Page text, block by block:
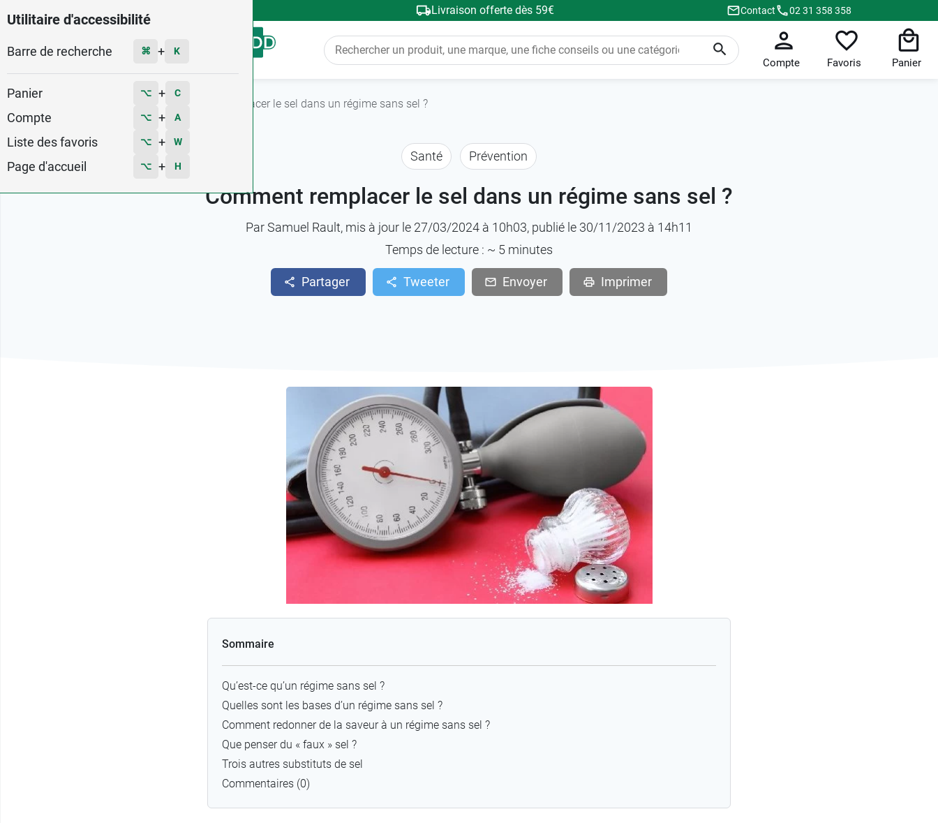
Utilitaire d'accessibilité
Barre de recherche ⌘ + K
Panier ⌥ + C
Compte ⌥ + A
Liste des favoris ⌥ + W
Page d'accueil ⌥ + H
Livraison offerte dès 59€ Contact 02 31 358 358
Menu
Compte Favoris Panier
Comment remplacer le sel dans un régime sans sel ?
Santé Prévention
Comment remplacer le sel dans un régime sans sel ?
ParSamuel Rault, mis à jour le 27/03/2024 à 10h03, publié le 30/11/2023 à 14h11
Temps de lecture : ~ 5 minutes
Partager Tweeter Envoyer Imprimer
Sommaire
Qu’est-ce qu’un régime sans sel ?
Quelles sont les bases d’un régime sans sel ?
Comment redonner de la saveur à un régime sans sel ?
Que penser du « faux » sel ?
Trois autres substituts de sel
Commentaires (0)